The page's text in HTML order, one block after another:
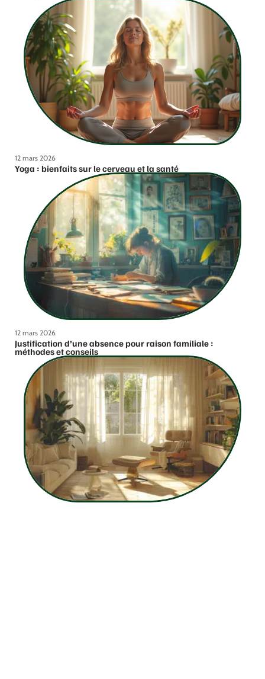
12 mars 2026
Yoga : bienfaits sur le cerveau et la santé
12 mars 2026
Justification d’une absence pour raison familiale :
méthodes et conseils